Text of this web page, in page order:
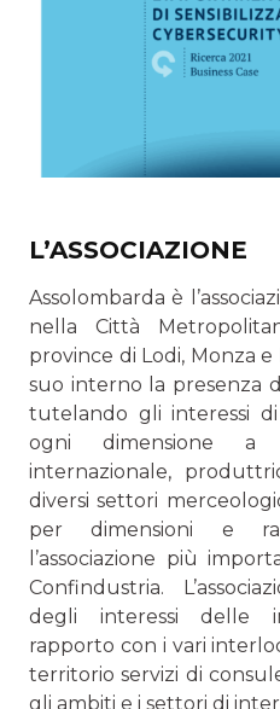
L’ASSOCIAZIONE
Assolombarda è
nella Cit­tà
province di Lodi, Monza e
suo interno la presenza
tutelando gli interessi
ogni dimensione a
internazionale,
diversi settori
per dimensioni e
l’associazione più
Con­findustria.
degli interessi delle
rapporto con i vari
territorio servizi di
gli ambiti e i settori di